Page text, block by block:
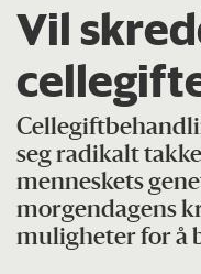
Vil
seg radikalt
menneskets
morgendagens
muligheter for å